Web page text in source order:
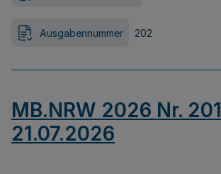
Ausgabennummer 202
MB.NRW 2026 Nr.
21.07.2026